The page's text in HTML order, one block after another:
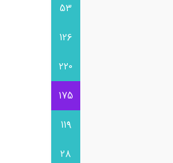
53
126
220
175
119
28